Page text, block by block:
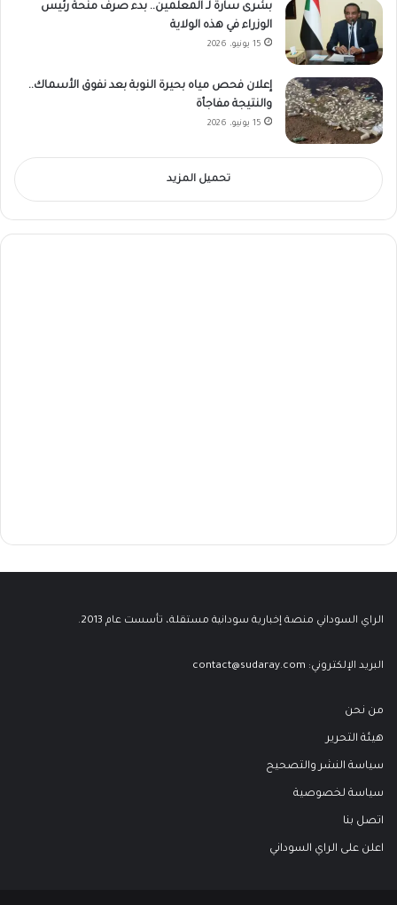
بشرى سارة لـ المعلمين.. بدء صرف منحة رئيس
الوزراء في هذه الولاية
15 يونيو، 2026
إعلان فحص مياه بحيرة النوبة بعد نفوق الأسماك..
والنتيجة مفاجأة
15 يونيو، 2026
تحميل المزيد
الراي السوداني منصة إخبارية سودانية مستقلة، تأسست عام 2013.
البريد الإلكتروني: contact@sudaray.com
من نحن
هيئة التحرير
سياسة النشر والتصحيح
سياسة لخصوصية
اتصل بنا
اعلن على الراي السوداني